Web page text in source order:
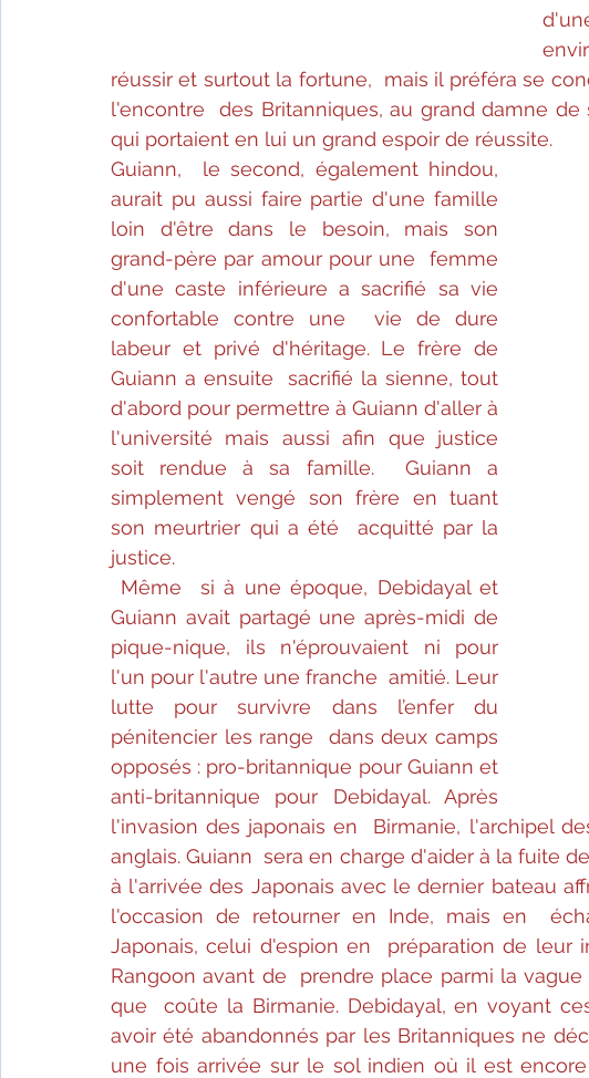
réussir et surtout la fortune,  mais il préféra se
l'encontre  des Britanniques, au grand damne
qui portaient en lui un grand espoir de réussite.
Guiann,  le second, également hindou,
aurait pu aussi faire partie d'une famille
loin d'être dans le besoin, mais son
grand-père par amour pour une  femme
d'une caste inférieure a sacrifié sa vie
confortable contre une  vie de dure
labeur et privé d'héritage. Le frère de
Guiann a ensuite  sacrifié la sienne, tout
d'abord pour permettre à Guiann d'aller à
l'université mais aussi afin que justice
soit rendue à sa famille.  Guiann a
simplement vengé son frère en tuant
son meurtrier qui a été  acquitté par la
justice.
Même  si à une époque, Debidayal et
Guiann avait partagé une après-midi de
pique-nique, ils n'éprouvaient ni pour
l'un pour l'autre une franche  amitié. Leur
lutte pour survivre dans l’enfer du
pénitencier les range  dans deux camps
opposés : pro-britannique pour Guiann et
anti-britannique pour Debidayal. Après
l'invasion des japonais en  Birmanie, l'archipel
anglais. Guiann  sera en charge d'aider à la fuite
à l'arrivée des Japonais avec le dernier bateau
l'occasion de retourner en Inde, mais en
Japonais, celui d'espion en  préparation de leur
Rangoon avant de  prendre place parmi la
que  coûte la Birmanie. Debidayal, en voyant
avoir été abandonnés par les Britanniques ne
une fois arrivée sur le sol indien où il est